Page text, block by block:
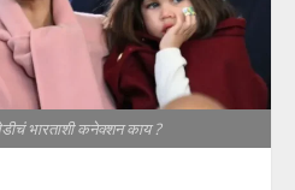
भारताशी कनेक्शन काय ?